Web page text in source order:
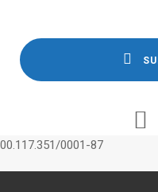
00.117.351/0001-87